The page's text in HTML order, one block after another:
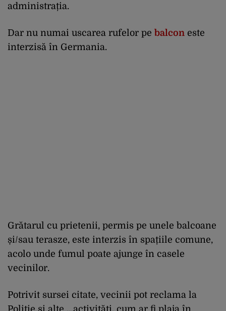
administrația.
Dar nu numai uscarea rufelor pe balcon este
interzisă în Germania.
Grătarul cu prietenii, permis pe unele balcoane
și/sau terasze, este interzis în spațiile comune,
acolo unde fumul poate ajunge în casele
vecinilor.
Potrivit sursei citate, vecinii pot reclama la
Poliție și alte …activități, cum ar fi plaja în